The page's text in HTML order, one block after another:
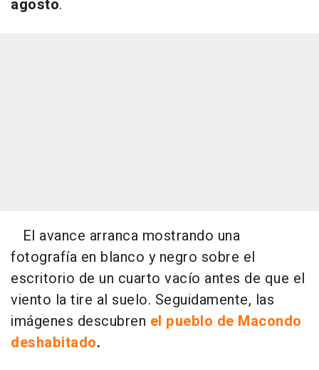
agosto.
El avance arranca mostrando una
fotografía en blanco y negro sobre el
escritorio de un cuarto vacío antes de que el
viento la tire al suelo. Seguidamente, las
imágenes descubren el pueblo de Macondo
deshabitado.